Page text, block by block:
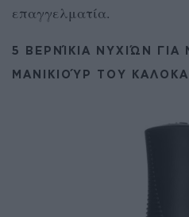
επαγγελματία.
5 ΒΕΡΝΊΚΙΑ ΝΥΧΙΏΝ ΓΙΑ
ΜΑΝΙΚΙΟΎΡ ΤΟΥ